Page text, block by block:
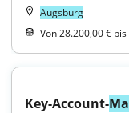
Augsburg
Von 28.200,00 €
Key-Account-